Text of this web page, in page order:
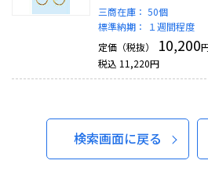
三商在庫： 50個
標準納期：
１週間程度
定価（税抜）
10,200
税込 11,220円
検索画面に戻る